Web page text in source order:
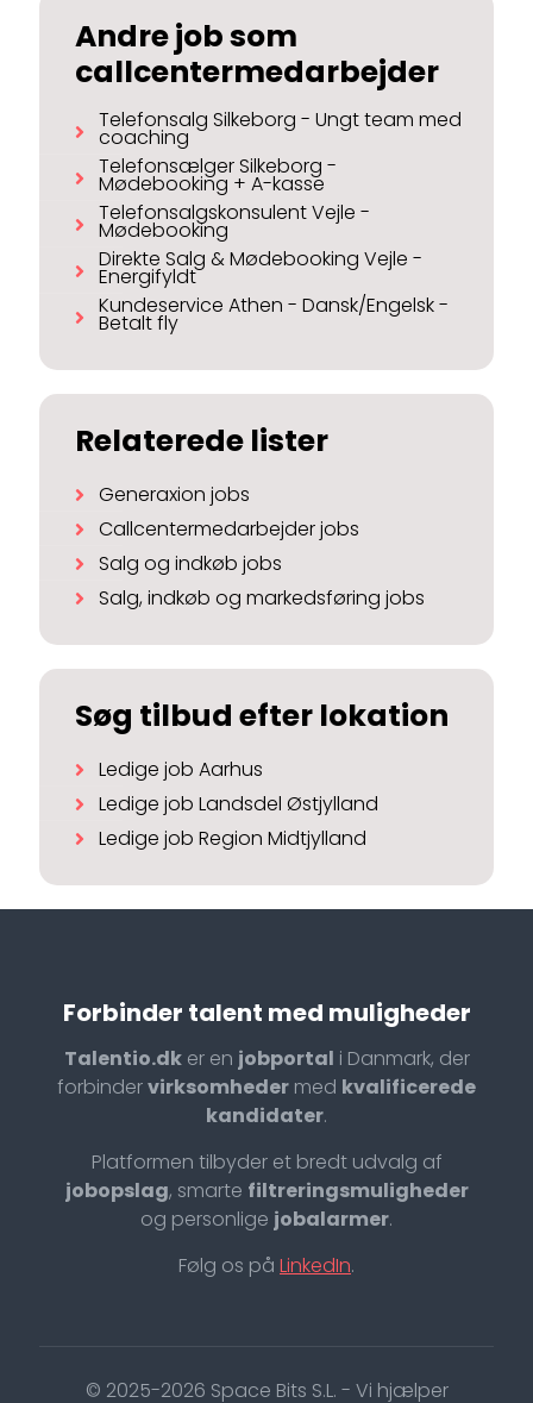
Andre job som
callcentermedarbejder
Telefonsalg Silkeborg - Ungt team med
coaching
Telefonsælger Silkeborg -
Mødebooking + A-kasse
Telefonsalgskonsulent Vejle -
Mødebooking
Direkte Salg & Mødebooking Vejle -
Energifyldt
Kundeservice Athen - Dansk/Engelsk -
Betalt fly
Relaterede lister
Generaxion jobs
Callcentermedarbejder jobs
Salg og indkøb jobs
Salg, indkøb og markedsføring jobs
Søg tilbud efter lokation
Ledige job Aarhus
Ledige job Landsdel Østjylland
Ledige job Region Midtjylland
Forbinder talent med muligheder
Talentio.dker en jobportal i Danmark, der
forbindervirksomheder med kvalificerede
kandidater.
Platformen tilbyder et bredt udvalg af
jobopslag, smarte filtreringsmuligheder
og personlige jobalarmer.
Følg os på LinkedIn.
© 2025-2026 Space Bits S.L. - Vi hjælper